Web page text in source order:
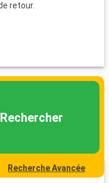
retour.
Rechercher
Recherche Avancée